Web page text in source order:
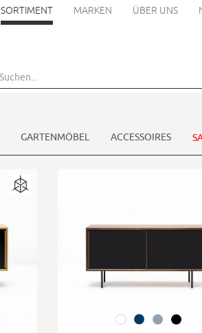
SORTIMENT MARKEN ÜBER UNS
GARTENMÖBEL ACCESSOIRES